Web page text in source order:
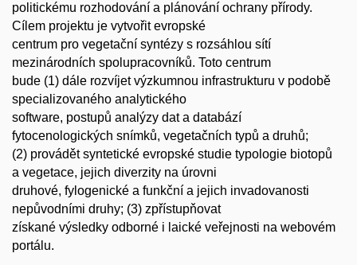
politickému rozhodování a plánování ochrany přírody.
Cílem projektu je vytvořit evropské
centrum pro vegetační syntézy s rozsáhlou sítí
mezinárodních spolupracovníků. Toto centrum
bude (1) dále rozvíjet výzkumnou infrastrukturu v podobě
specializovaného analytického
software, postupů analýzy dat a databází
fytocenologických snímků, vegetačních typů a druhů;
(2) provádět syntetické evropské studie typologie biotopů
a vegetace, jejich diverzity na úrovni
druhové, fylogenické a funkční a jejich invadovanosti
nepůvodními druhy; (3) zpřístupňovat
získané výsledky odborné i laické veřejnosti na webovém
portálu.